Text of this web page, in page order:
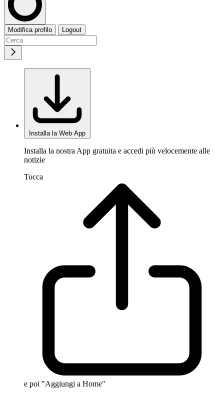
Modifica profilo Logout
Installa la Web App
Installa la nostra App gratuita e accedi più velocemente alle
notizie
Tocca
e poi "Aggiungi a Home"